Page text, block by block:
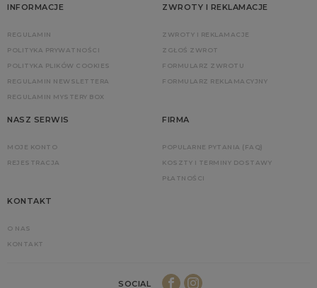
INFORMACJE
REGULAMIN
POLITYKA PRYWATNOŚCI
POLITYKA PLIKÓW COOKIES
REGULAMIN NEWSLETTERA
REGULAMIN MYSTERY BOX
ZWROTY I REKLAMACJE
ZWROTY I REKLAMACJE
ZGŁOŚ ZWROT
FORMULARZ ZWROTU
FORMULARZ REKLAMACYJNY
NASZ SERWIS
MOJE KONTO
REJESTRACJA
FIRMA
POPULARNE PYTANIA (FAQ)
KOSZTY I TERMINY DOSTAWY
PŁATNOŚCI
KONTAKT
O NAS
KONTAKT
SOCIAL